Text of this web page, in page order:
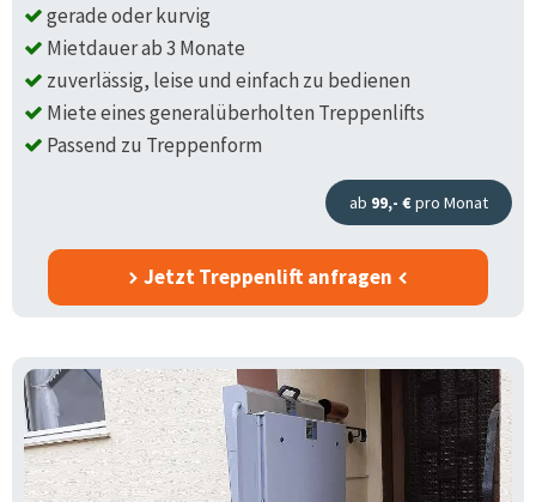
gerade oder kurvig
Mietdauer ab 3 Monate
zuverlässig, leise und einfach zu bedienen
Miete eines generalüberholten Treppenlifts
Passend zu Treppenform
ab 99,- €pro Monat
Jetzt Treppenlift anfragen